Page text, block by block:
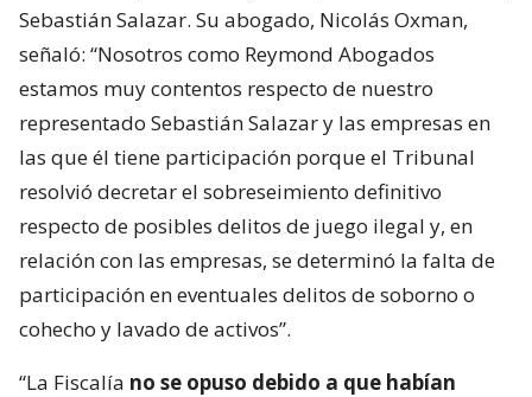
Sebastián Salazar. Su abogado, Nicolás Oxman,
señaló: “Nosotros como Reymond Abogados
estamos muy contentos respecto de nuestro
representado Sebastián Salazar y las empresas en
las que él tiene participación porque el Tribunal
resolvió decretar el sobreseimiento definitivo
respecto de posibles delitos de juego ilegal y, en
relación con las empresas, se determinó la falta de
participación en eventuales delitos de soborno o
cohecho y lavado de activos”.
“La Fiscalía no se opuso debido a que habían